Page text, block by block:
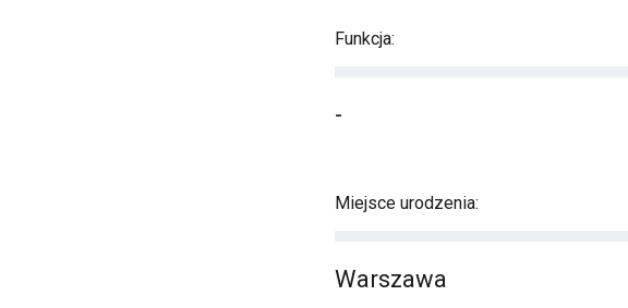
Funkcja:
-
Miejsce urodzenia:
Warszawa